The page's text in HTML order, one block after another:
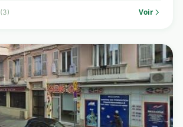
(3) Voir